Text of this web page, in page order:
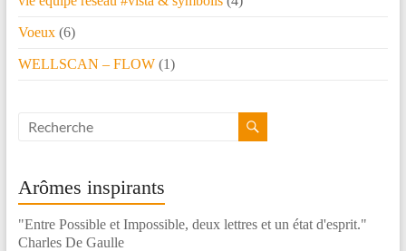
Voeux(6)
WELLSCAN – FLOW(1)
Arômes inspirants
"Entre Possible et Impossible, deux lettres et un état d'esprit."
Charles De Gaulle